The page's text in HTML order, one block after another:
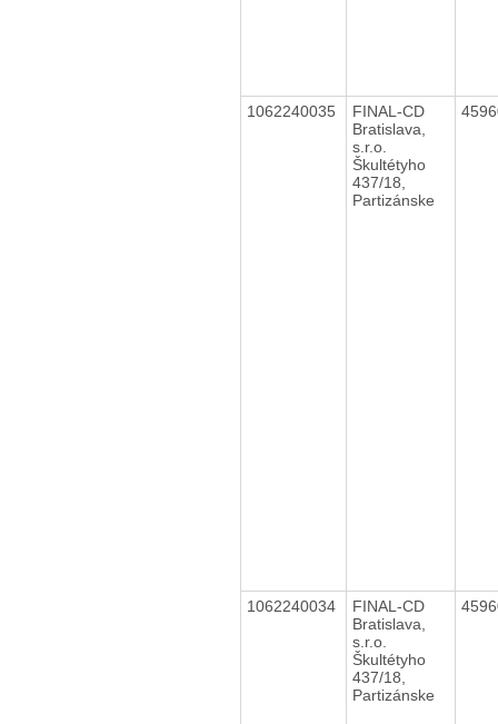
1062240035
FINAL-CD
Bratislava,
s.r.o.
Škultétyho
437/18,
Partizánske
1062240034
FINAL-CD
Bratislava,
s.r.o.
Škultétyho
437/18,
Partizánske